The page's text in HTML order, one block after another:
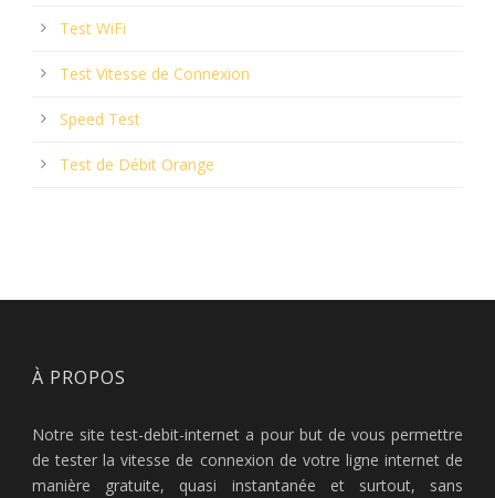
Test WiFi
Test Vitesse de Connexion
Speed Test
Test de Débit Orange
À PROPOS
Notre site test-debit-internet a pour but de vous permettre
de tester la vitesse de connexion de votre ligne internet de
manière gratuite, quasi instantanée et surtout, sans